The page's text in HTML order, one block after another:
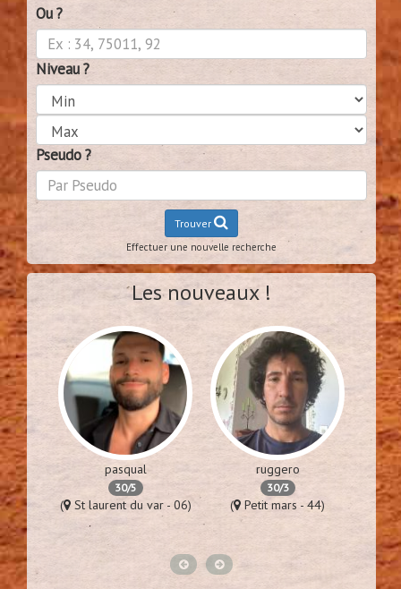
Ou ?
Niveau ?
Pseudo ?
Trouver
Effectuer une nouvelle recherche
Les nouveaux !
- 94)
pasqual
30/5
( St laurent du var - 06)
ruggero
30/3
( Petit mars - 44) (